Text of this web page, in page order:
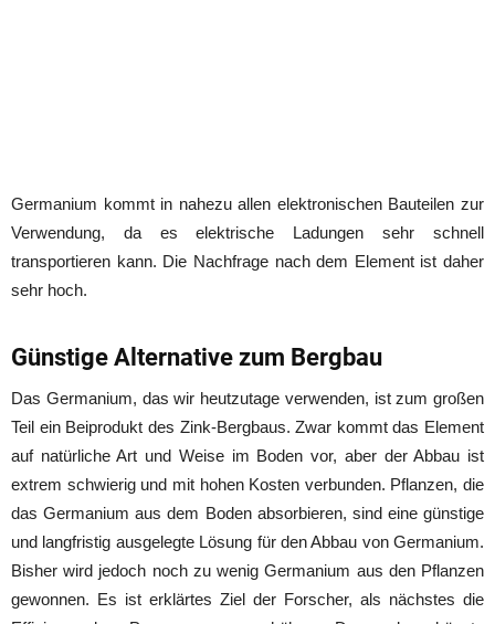
Germanium kommt in nahezu allen elektronischen Bauteilen zur
Verwendung, da es elektrische Ladungen sehr schnell
transportieren kann. Die Nachfrage nach dem Element ist daher
sehr hoch.
Günstige Alternative zum Bergbau
Das Germanium, das wir heutzutage verwenden, ist zum großen
Teil ein Beiprodukt des Zink-Bergbaus. Zwar kommt das Element
auf natürliche Art und Weise im Boden vor, aber der Abbau ist
extrem schwierig und mit hohen Kosten verbunden. Pflanzen, die
das Germanium aus dem Boden absorbieren, sind eine günstige
und langfristig ausgelegte Lösung für den Abbau von Germanium.
Bisher wird jedoch noch zu wenig Germanium aus den Pflanzen
gewonnen. Es ist erklärtes Ziel der Forscher, als nächstes die